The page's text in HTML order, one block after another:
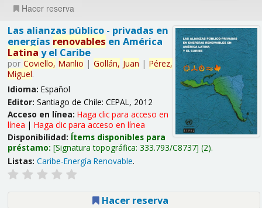
Hacer reserva
Las alianzas público - privadas en
energías renovables en América
Latina y el Caribe
por Coviello, Manlio | Gollán, Juan | Pérez,
Miguel.
Idioma: Español
Editor: Santiago de Chile: CEPAL, 2012
Acceso en línea: Haga clic para acceso en
línea | Haga clic para acceso en línea
Disponibilidad: Ítems disponibles para
préstamo: Signatura topográfica: 333.793/C8737 (2).
Listas: Caribe-Energía Renovable.
Hacer reserva